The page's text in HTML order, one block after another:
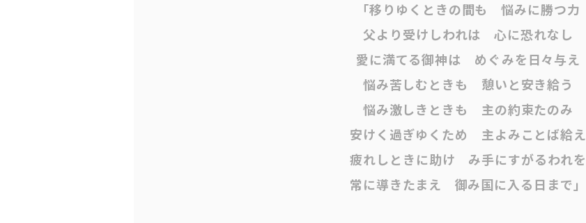
「移りゆくときの間も 悩みに勝つ力
父より受けしわれは 心に恐れなし
愛に満てる御神は めぐみを日々与え
悩み苦しむときも 憩いと安き給う
悩み激しきときも 主の約束たのみ
安けく過ぎゆくため 主よみことば給え
疲れしときに助け み手にすがるわれを
常に導きたまえ 御み国に入る日まで」